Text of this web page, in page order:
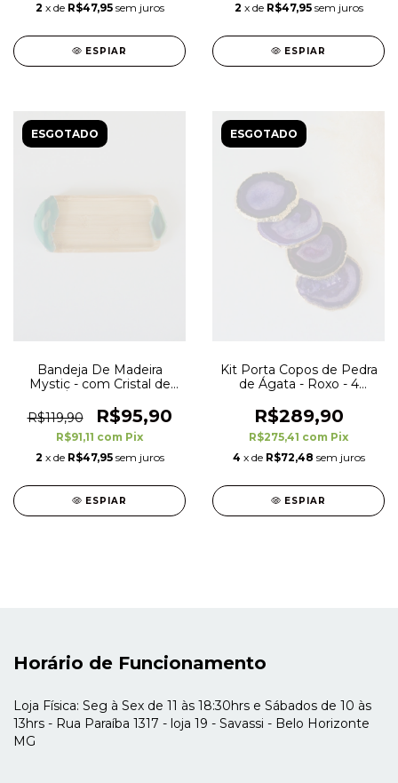
2 x de R$47,95 sem juros
ESPIAR
2 x de R$47,95 sem juros
ESPIAR
ESGOTADO
Bandeja De Madeira
Mystic - com Cristal de
R$119,90
R$95,90
R$91,11 com Pix
2 x de R$47,95 sem juros
ESPIAR
ESGOTADO
Kit Porta Copos de Pedra
de Ágata - Roxo - 4
R$289,90
R$275,41 com Pix
4 x de R$72,48 sem juros
ESPIAR
Horário de Funcionamento
Loja Física: Seg à Sex de 11 às 18:30hrs e Sábados de 10 às
13hrs - Rua Paraíba 1317 - loja 19 - Savassi - Belo Horizonte
MG